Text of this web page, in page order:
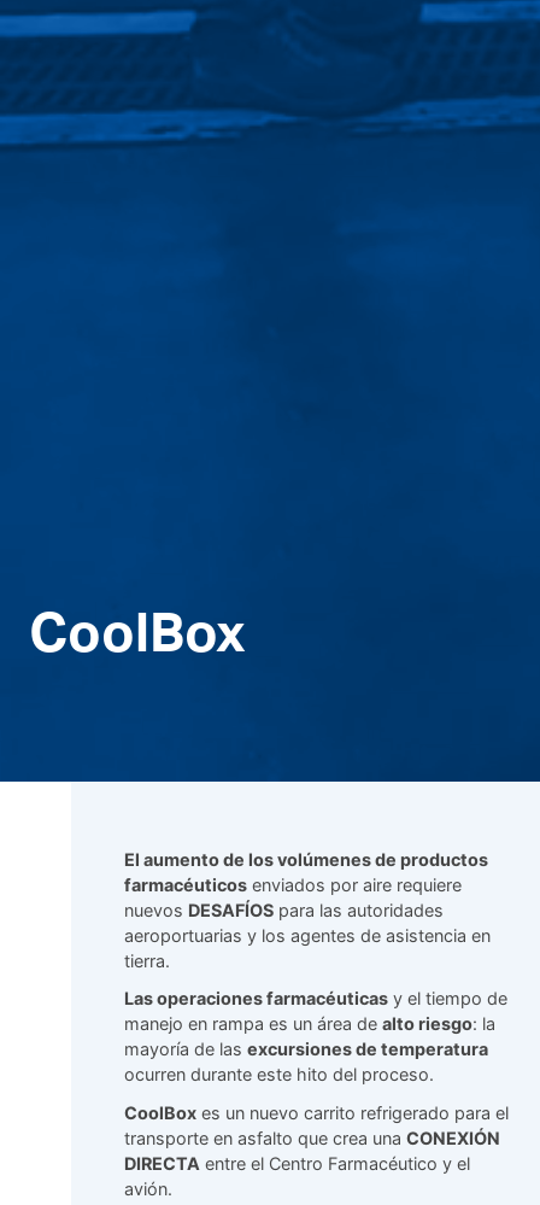
CoolBox
El aumento de los volúmenes de productos
farmacéuticosenviados por aire requiere
nuevos DESAFÍOSpara las autoridades
aeroportuarias y los agentes de asistencia en
tierra.
Las operaciones farmacéuticasy el tiempo de
manejo en rampa es un área de alto riesgo: la
mayoría de las excursiones de temperatura
ocurren durante este hito del proceso.
CoolBoxes un nuevo carrito refrigerado para el
transporte en asfalto que crea una CONEXIÓN
DIRECTA entre el Centro Farmacéutico y el
avión.